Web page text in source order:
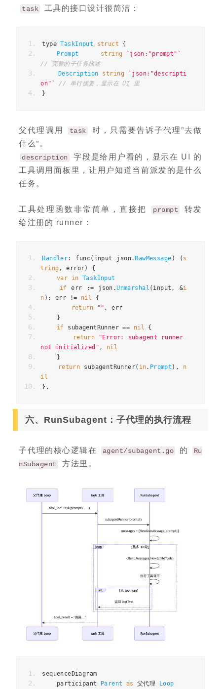
task 工具的接口设计很简洁：
type TaskInput struct
{
Prompt
string
`json:"prompt"`
// 完整的子任务描述
Description
string
`json:"descripti
on"`
// 单行摘要，显示在 UI 里
}
父代理调用 task
时，只需要告诉子代理”去做
什么”。
description
字段是给用户看的，显示在 UI 的
工具调用面板里，让用户知道当前派发的是什么
任务。
工具处理函数非常简单，直接把 prompt
转发
给注册的 runner：
Handler: func( input json. RawMessage ) ( s
tring , error)
{
var
in TaskInput
if
err := json .Unmarshal ( input , &i
n ); err != nil
{
return
"" ,
err
}
if
subagentRunner == nil
{
return
"Error: subagent runner
not initialized" ,
nil
}
return
subagentRunner( in. Prompt ),
n
il
},
六、RunSubagent：子代理的执行流程
子代理的核心逻辑在 agent/subagent.go 的
Ru
nSubagent
方法里。
sequenceDiagram
    participant
Parent as 父代理
Loop